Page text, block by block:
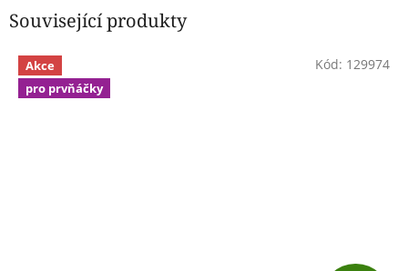
Související produkty
Akce
pro prvňáčky
Kód: 129974